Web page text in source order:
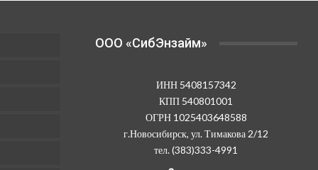
OOO «СибЭнзайм»
ИНН 5408157342
КПП 540801001
ОГРН 1025403648588
г.Новосибирск, ул. Тимакова 2/12
тел. (383)333-4991